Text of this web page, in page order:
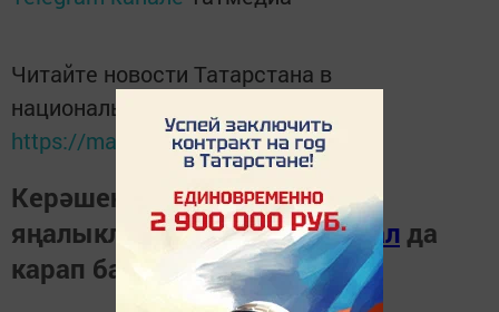
Читайте новости Татарстана в
национальном мессенджере MАХ:
https://max.ru/tatmedia
Керәшен дөньясындагы
яңалыкларныТелеграм-канал да
карап барыгыз.